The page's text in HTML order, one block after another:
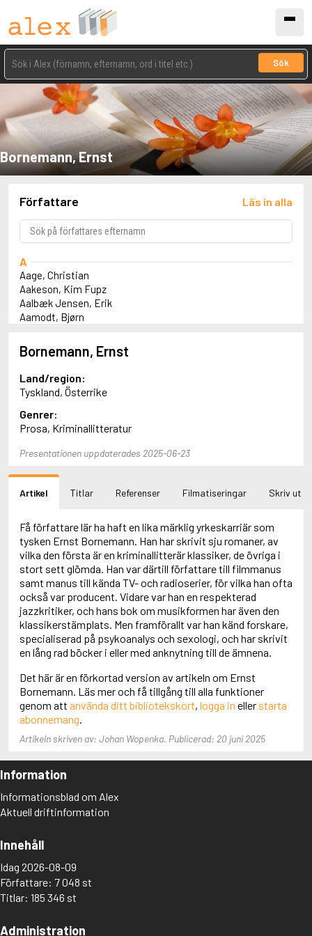
Sök
Bornemann, Ernst
Författare Läs in alla
A
Aage, Christian
Aakeson, Kim Fupz
Aalbæk Jensen, Erik
Aamodt, Bjørn
Abbey, Kieran
Abbot, Anthony
Abbott, John
Abbott, Megan
Abdel-Fattah, Randa
Abdolah, Kader
Abé, Kobo
Abele, Inga
Aboulela, Leila
Abrahams, Peter (f. 1947)
Abrahamson, Emmy
Abse, Dannie
Abu-Jaber, Diana
Abulhawa, Susan
Aburas, Lone
Achebe, Chinua
Achmatova, Anna
Aciman, André
Ackebo, Lena
Ackroyd, Peter
Adam de la Halle
Adamov, Arthur
Adams, Douglas
Adams, Herbert
Adams, Richard
Adbåge, Emma
Adbåge, Lisen
Adelborg, Ottilia
Adichie, Chimamanda Ngozi
Adler-Olsen, Jussi
Adnan, Etel
Adolfsson, Eva
Adolfsson, Evert
Adolfsson, Josefine
Bornemann, Ernst
Land/region:
Tyskland, Österrike
Genrer:
Prosa, Kriminallitteratur
Presentationen uppdaterades 2025-06-23
Artikel Titlar Referenser Filmatiseringar Skriv ut
Få författare lär ha haft en lika märklig yrkeskarriär som
tysken Ernst Bornemann. Han har skrivit sju romaner, av
vilka den första är en kriminallitterär klassiker, de övriga i
stort sett glömda. Han var därtill författare till filmmanus
samt manus till kända TV- och radioserier, för vilka han ofta
också var producent. Vidare var han en respekterad
jazzkritiker, och hans bok om musikformen har även den
klassikerstämplats. Men framförallt var han känd forskare,
specialiserad på psykoanalys och sexologi, och har skrivit
en lång rad böcker i eller med anknytning till de ämnena.
Det här är en förkortad version av artikeln om Ernst
Bornemann. Läs mer och få tillgång till alla funktioner
genom att använda ditt bibliotekskort, logga in eller starta
abonnemang.
Artikeln skriven av: Johan Wopenka. Publicerad: 20 juni 2025
Information
Informationsblad om Alex
Aktuell driftinformation
Innehåll
Idag 2026-08-09
Författare: 7 048 st
Titlar: 185 346 st
Administration